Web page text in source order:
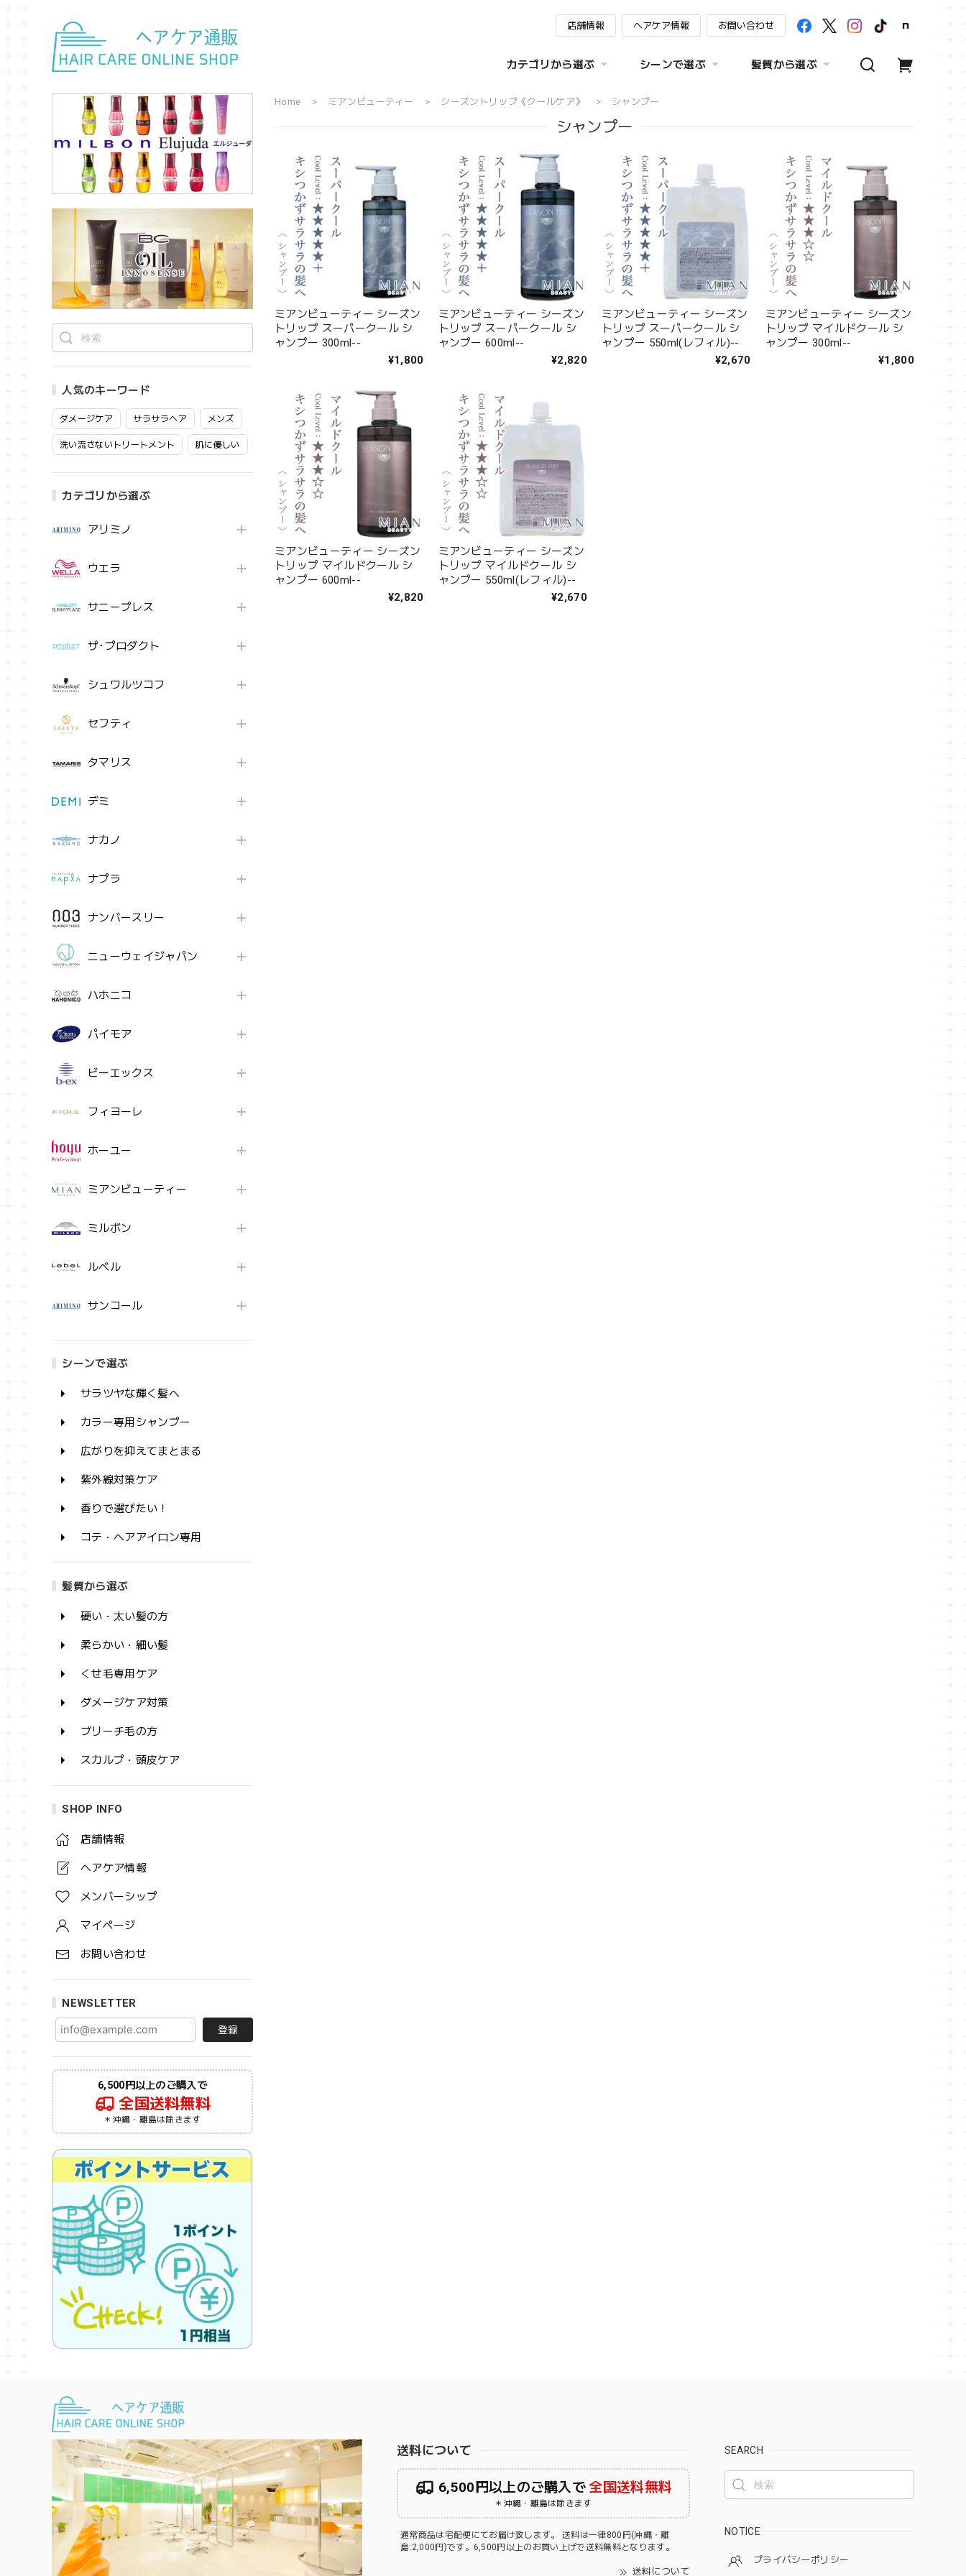
店舗情報 ヘアケア情報 お問い合わせ
カテゴリから選ぶ シーンで選ぶ 髪質から選ぶ
人気のキーワード
ダメージケア サラサラヘア メンズ
洗い流さないトリートメント 肌に優しい
カテゴリから選ぶ
アリミノ
ウエラ
サニープレス
ザ･プロダクト
シュワルツコフ
セフティ
タマリス
デミ
ナカノ
ナプラ
ナンバースリー
ニューウェイジャパン
ハホニコ
パイモア
ビーエックス
フィヨーレ
ホーユー
ミアンビューティー
ミルボン
ルベル
サンコール
シーンで選ぶ
サラツヤな輝く髪へ
カラー専用シャンプー
広がりを抑えてまとまる
紫外線対策ケア
香りで選びたい！
コテ・ヘアアイロン専用
髪質から選ぶ
硬い・太い髪の方
柔らかい・細い髪
くせ毛専用ケア
ダメージケア対策
ブリーチ毛の方
スカルプ・頭皮ケア
SHOP INFO
店舗情報
ヘアケア情報
メンバーシップ
マイページ
お問い合わせ
NEWSLETTER
登録
6,500円以上のご購入で
全国送料無料
＊沖縄・離島は除きます
Home ミアンビューティー シーズントリップ《クールケア》 シャンプー
シャンプー
ミアンビューティー シーズン
トリップ スーパークール シ
ャンプー 300ml--
¥1,800
ミアンビューティー シーズン
トリップ スーパークール シ
ャンプー 600ml--
¥2,820
ミアンビューティー シーズン
トリップ スーパークール シ
ャンプー 550ml(レフィル)--
¥2,670
ミアンビューティー シーズン
トリップ マイルドクール シ
ャンプー 300ml--
¥1,800
ミアンビューティー シーズン
トリップ マイルドクール シ
ャンプー 600ml--
¥2,820
ミアンビューティー シーズン
トリップ マイルドクール シ
ャンプー 550ml(レフィル)--
¥2,670
送料について
6,500円以上のご購入で全国送料無料
＊沖縄・離島は除きます
通常商品は宅配便にてお届け致します。 送料は一律800円(沖縄・離
島:2,000円)です。6,500円以上のお買い上げで送料無料となります。
送料について
SEARCH
NOTICE
プライバシーポリシー